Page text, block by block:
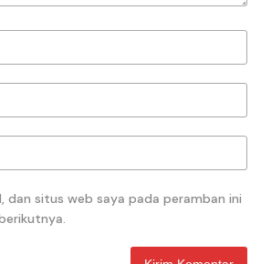
dan situs web saya pada peramban ini